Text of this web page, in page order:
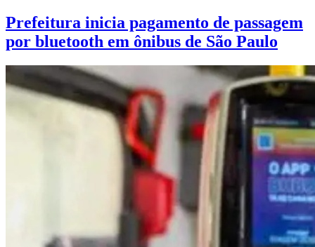
Prefeitura inicia pagamento de passagem
por bluetooth em ônibus de São Paulo